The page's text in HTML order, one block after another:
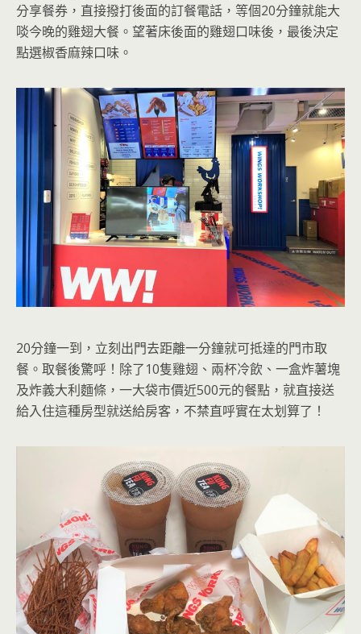
分享餐券，直接撥打後面的訂餐電話，等個20分鐘就能大
啖今晚的雞翅大餐。望著床後面的雞翅口味後，最後決定
點選椒香麻辣口味。
20分鐘一到，立刻出門去距離一分鐘就可抵達的門市取
餐。取餐後驚呼！除了10隻雞翅、兩杯冷飲、一盒炸薯塊
及炸義大利麵條，一大袋市價近500元的餐點，就直接送
給入住這種房型就送給房客，不禁直呼實在太划算了！